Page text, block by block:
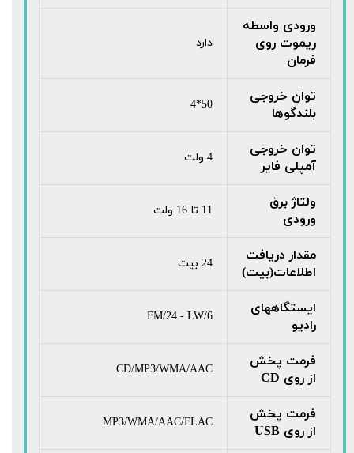
ورودی واسطه
ریموت روی
فرمان
دارد
توان خروجی
بلندگوها
50*4
توان خروجی
آمپلی فایر
4 ولت
ولتاژ برق
ورودی
11 تا 16 ولت
مقدار دریافت
اطلاعات(بیت)
24 بیت
ایستگاههای
رادیو
FM/24 - LW/6
فرمت پخش
از روی CD
CD/MP3/WMA/AAC
فرمت پخش
از روی USB
MP3/WMA/AAC/FLAC